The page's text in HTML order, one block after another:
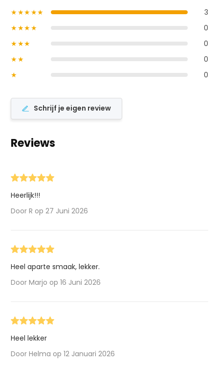
★★★★★
3
★★★★
0
★★★
0
★★
0
★
0
Schrijf je eigen review
Reviews
Heerlijk!!!
Door R op 27 Juni 2026
Heel aparte smaak, lekker.
Door Marjo op 16 Juni 2026
Heel lekker
Door Helma op 12 Januari 2026